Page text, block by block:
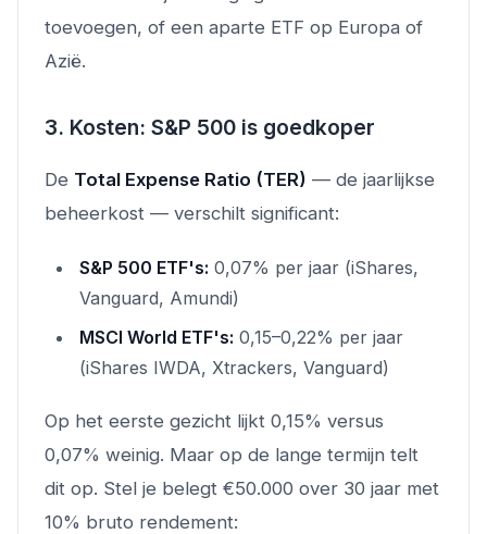
toevoegen, of een aparte ETF op Europa of
Azië.
3. Kosten: S&P 500 is goedkoper
De Total Expense Ratio (TER) — de jaarlijkse
beheerkost — verschilt significant:
S&P 500 ETF's: 0,07% per jaar (iShares,
Vanguard, Amundi)
MSCI World ETF's: 0,15–0,22% per jaar
(iShares IWDA, Xtrackers, Vanguard)
Op het eerste gezicht lijkt 0,15% versus
0,07% weinig. Maar op de lange termijn telt
dit op. Stel je belegt €50.000 over 30 jaar met
10% bruto rendement: